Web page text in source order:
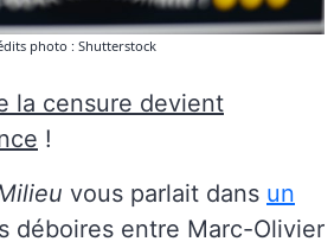
photo : Shutterstock
la censure devient
!
vous parlait dans un
déboires entre Marc-Olivier